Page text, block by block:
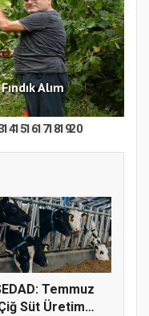
Alım
14151617181920
Temmuz
Süt Üretim